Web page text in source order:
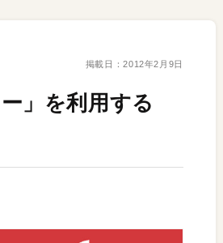
掲載日：2012年2月9日
」を利用する